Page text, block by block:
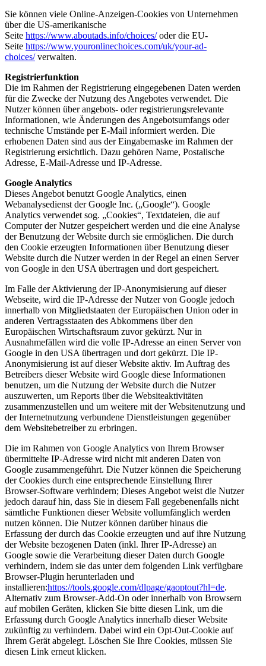
Sie können viele Online-Anzeigen-Cookies von Unternehmen
über die US-amerikanische
Seite https://www.aboutads.info/choices/oder die EU-
Seite https://www.youronlinechoices.com/uk/your-ad-
choices/verwalten.
Registrierfunktion
Die im Rahmen der Registrierung eingegebenen Daten werden
für die Zwecke der Nutzung des Angebotes verwendet. Die
Nutzer können über angebots- oder registrierungsrelevante
Informationen, wie Änderungen des Angebotsumfangs oder
technische Umstände per E-Mail informiert werden. Die
erhobenen Daten sind aus der Eingabemaske im Rahmen der
Registrierung ersichtlich. Dazu gehören Name, Postalische
Adresse, E-Mail-Adresse und IP-Adresse.
Google Analytics
Dieses Angebot benutzt Google Analytics, einen
Webanalysedienst der Google Inc. („Google“). Google
Analytics verwendet sog. „Cookies“, Textdateien, die auf
Computer der Nutzer gespeichert werden und die eine Analyse
der Benutzung der Website durch sie ermöglichen. Die durch
den Cookie erzeugten Informationen über Benutzung dieser
Website durch die Nutzer werden in der Regel an einen Server
von Google in den USA übertragen und dort gespeichert.
Im Falle der Aktivierung der IP-Anonymisierung auf dieser
Webseite, wird die IP-Adresse der Nutzer von Google jedoch
innerhalb von Mitgliedstaaten der Europäischen Union oder in
anderen Vertragsstaaten des Abkommens über den
Europäischen Wirtschaftsraum zuvor gekürzt. Nur in
Ausnahmefällen wird die volle IP-Adresse an einen Server von
Google in den USA übertragen und dort gekürzt. Die IP-
Anonymisierung ist auf dieser Website aktiv. Im Auftrag des
Betreibers dieser Website wird Google diese Informationen
benutzen, um die Nutzung der Website durch die Nutzer
auszuwerten, um Reports über die Websiteaktivitäten
zusammenzustellen und um weitere mit der Websitenutzung und
der Internetnutzung verbundene Dienstleistungen gegenüber
dem Websitebetreiber zu erbringen.
Die im Rahmen von Google Analytics von Ihrem Browser
übermittelte IP-Adresse wird nicht mit anderen Daten von
Google zusammengeführt. Die Nutzer können die Speicherung
der Cookies durch eine entsprechende Einstellung Ihrer
Browser-Software verhindern; Dieses Angebot weist die Nutzer
jedoch darauf hin, dass Sie in diesem Fall gegebenenfalls nicht
sämtliche Funktionen dieser Website vollumfänglich werden
nutzen können. Die Nutzer können darüber hinaus die
Erfassung der durch das Cookie erzeugten und auf ihre Nutzung
der Website bezogenen Daten (inkl. Ihrer IP-Adresse) an
Google sowie die Verarbeitung dieser Daten durch Google
verhindern, indem sie das unter dem folgenden Link verfügbare
Browser-Plugin herunterladen und
installieren:https://tools.google.com/dlpage/gaoptout?hl=de.
Alternativ zum Browser-Add-On oder innerhalb von Browsern
auf mobilen Geräten, klicken Sie bitte diesen Link, um die
Erfassung durch Google Analytics innerhalb dieser Website
zukünftig zu verhindern. Dabei wird ein Opt-Out-Cookie auf
Ihrem Gerät abgelegt. Löschen Sie Ihre Cookies, müssen Sie
diesen Link erneut klicken.